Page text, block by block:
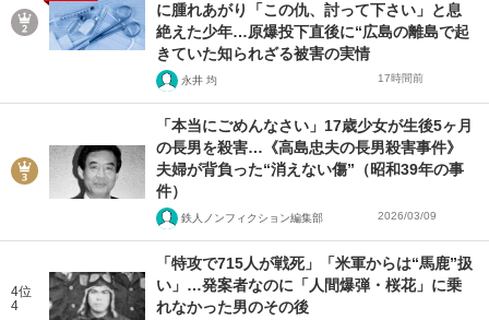
に腫れあがり「この仇、討って下さい」と息
絶えた少年…原爆投下直後に“広島の離島で起
きていた知られざる被害の実情
永井 均 17時間前
「本当にごめんなさい」17歳少女が生後5ヶ月
の長男を殺害…《高島忠夫の長男殺害事件》
夫婦が背負った“消えない傷”（昭和39年の事
件）
鉄人ノンフィクション編集部 2026/03/09
4位
4
「特攻で715人が戦死」「米軍からは“馬鹿”扱
い」…発案者なのに「人間爆弾・桜花」に乗
れなかった男のその後